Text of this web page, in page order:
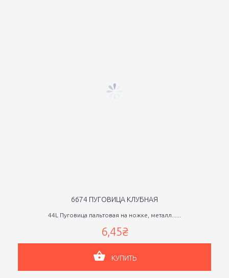
6674 ПУГОВИЦА КЛУБНАЯ
44L Пуговица пальтовая на ножке, металл......
6,45₴
КУПИТЬ